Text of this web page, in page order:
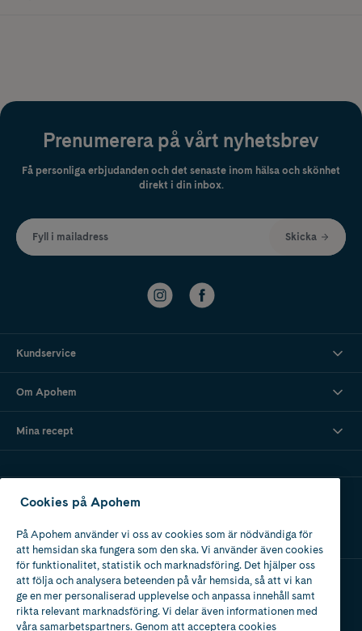
Prenumerera på vårt nyhetsbrev
Få personliga erbjudanden och det senaste inom hälsa och skönhet
direkt i din inbox.
Fyll i mailadress Skicka
Kundservice
Om Apohem
Mina recept
Ladda ner vår app
Apotek med tillstånd
av Läkemedelsverket
Cookies på Apohem
På Apohem använder vi oss av cookies som är nödvändiga för
att hemsidan ska fungera som den ska. Vi använder även cookies
för funktionalitet, statistik och marknadsföring. Det hjälper oss
att följa och analysera beteenden på vår hemsida, så att vi kan
ge en mer personaliserad upplevelse och anpassa innehåll samt
rikta relevant marknadsföring. Vi delar även informationen med
våra samarbetspartners. Genom att acceptera cookies